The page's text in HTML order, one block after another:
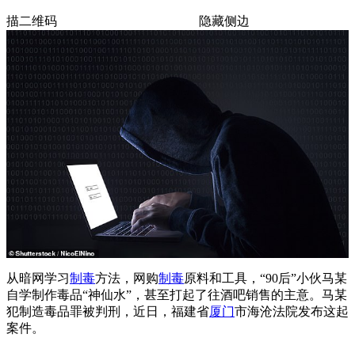
描二维码 隐藏侧边
从暗网学习制毒方法，网购制毒原料和工具，“90后”小伙马某
自学制作毒品“神仙水”，甚至打起了往酒吧销售的主意。马某
犯制造毒品罪被判刑，近日，福建省厦门市海沧法院发布这起
案件。